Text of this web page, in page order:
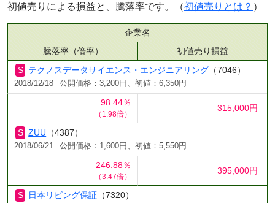
初値売りによる損益と、騰落率です。（初値売りとは？ ）
企業名
騰落率（倍率）
初値売り損益
テクノスデータサイエンス・エンジニアリング （7046）
2018/12/18 公開価格：3,200円、初値：6,350円
98.44％
（1.98倍）
315,000円
ZUU （4387）
2018/06/21 公開価格：1,600円、初値：5,550円
246.88％
（3.47倍）
395,000円
日本リビング保証 （7320）